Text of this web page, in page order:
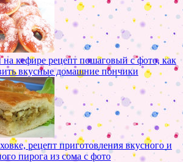
кефире рецепт пошаговый с фото, как
вкусные домашние пончики
рецепт приготовления вкусного и
пирога из сома с фото